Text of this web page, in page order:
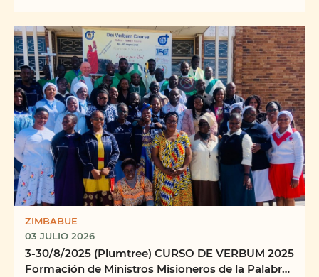
ZIMBABUE
03 JULIO 2026
3-30/8/2025 (Plumtree) CURSO DE VERBUM 2025
Formación de Ministros Misioneros de la Palabra